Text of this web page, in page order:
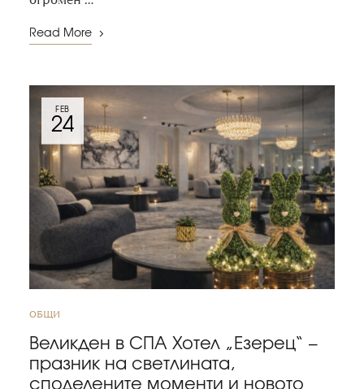
Read More
FEB
24
ОБЩИ
Великден в СПА Хотел „Езерец“ –
празник на светлината,
споделените моменти и новото